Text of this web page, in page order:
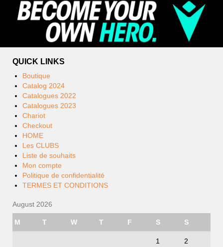
QUICK LINKS
Boutique
Catalog 2024
Catalogues 2022
Catalogues 2023
Chariot
Checkout
HOME
Les CLUBS
Liste de souhaits
Mon compte
Politique de confidentialité
TERMES ET CONDITIONS
August 2026
M T W T F S S
1 2